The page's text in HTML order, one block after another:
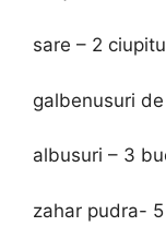
sare – 2
galbenusuri
albusuri – 3
zahar pudra-